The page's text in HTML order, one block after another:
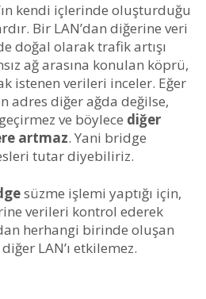
kendi içlerinde oluşturduğu
Bir LAN’dan diğerine veri
doğal olarak trafik artışı
ağ arasına konulan köprü,
istenen verileri inceler. Eğer
adres diğer ağda değilse,
ve böylece diğer
artmaz. Yani bridge
tutar diyebiliriz.
süzme işlemi yaptığı için,
verileri kontrol ederek
herhangi birinde oluşan
LAN’ı etkilemez.